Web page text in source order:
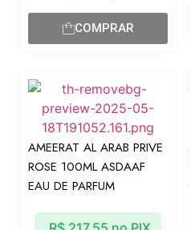
COMPRAR
AMEERAT AL ARAB PRIVE
ROSE 100ML ASDAAF
EAU DE PARFUM